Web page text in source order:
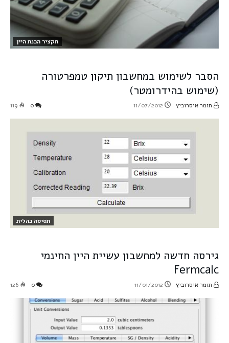
תקציר הכנת היין
הסבר לשימוש במחשבון תיקון טמפרטורה
(שימוש בהידרומטר)
תומר איסרוביץ 11/07/2012
119
תסיסה כהלית
גירסה חדשה למחשבון עשיית היין החינמי
Fermcalc
תומר איסרוביץ 11/01/2012
126